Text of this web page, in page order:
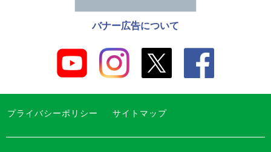
バナー広告について
プライバシーポリシー サイトマップ